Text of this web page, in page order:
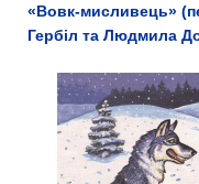
«Вовк-мисливець»
Гербіл та Людмила